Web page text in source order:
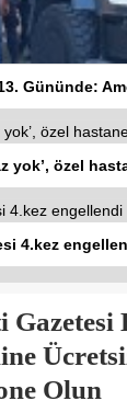
4.kez
Gazetesi
Olun
şiddet
Atilla
eş-Şara mı?